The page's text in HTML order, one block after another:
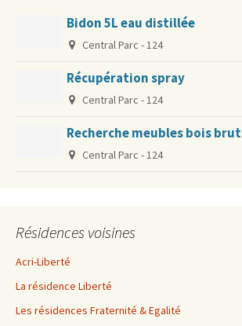
Bidon 5L eau distillée
Central Parc - 124
Récupération spray
Central Parc - 124
Recherche meubles bois brut
Central Parc - 124
Résidences voisines
Acri-Liberté
La résidence Liberté
Les résidences Fraternité & Egalité